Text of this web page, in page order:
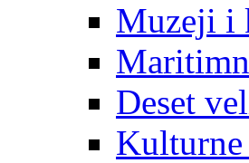
Muzeji i
Deset
Kulturne